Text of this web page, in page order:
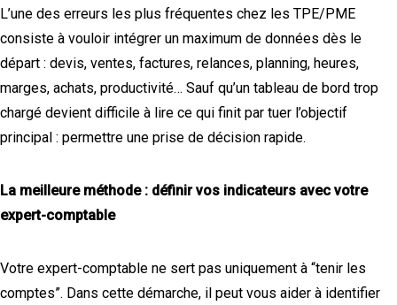
L’une des erreurs les plus fréquentes chez les TPE/PME
consiste à vouloir intégrer un maximum de données dès le
départ : devis, ventes, factures, relances, planning, heures,
marges, achats, productivité… Sauf qu’un tableau de bord trop
chargé devient difficile à lire ce qui finit par tuer l’objectif
principal : permettre une prise de décision rapide.
La meilleure méthode : définir vos indicateurs avec votre
expert-comptable
Votre expert-comptable ne sert pas uniquement à “tenir les
comptes”. Dans cette démarche, il peut vous aider à identifier